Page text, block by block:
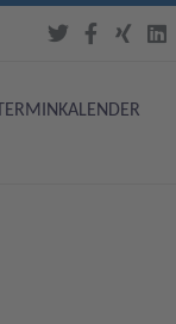
TERMINKALENDER